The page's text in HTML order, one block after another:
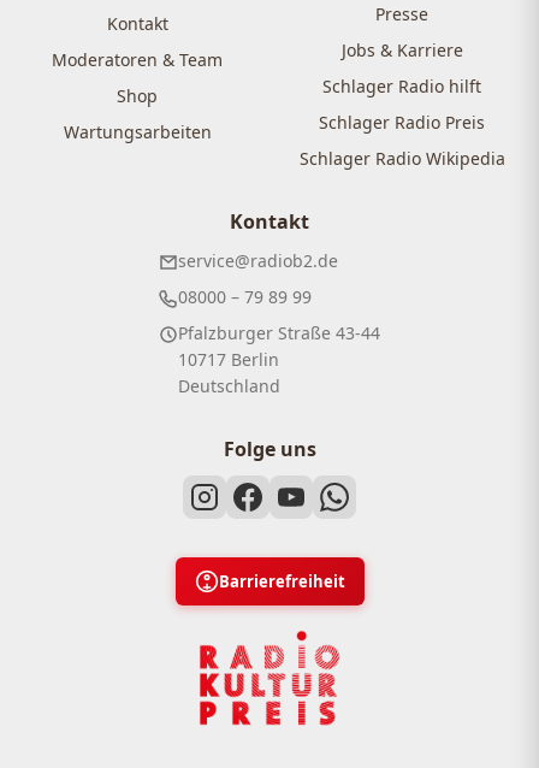
Kontakt
Moderatoren & Team
Shop
Wartungsarbeiten
Presse
Jobs & Karriere
Schlager Radio hilft
Schlager Radio Preis
Schlager Radio Wikipedia
Kontakt
service@radiob2.de
08000 – 79 89 99
Pfalzburger Straße 43-44
10717 Berlin
Deutschland
Folge uns
Barrierefreiheit